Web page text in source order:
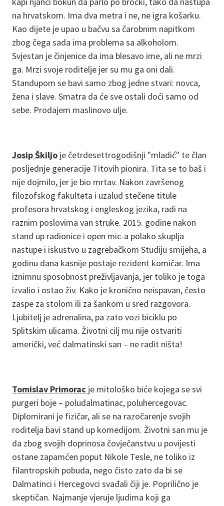
na hrvatskom. Ima dva metra i ne, ne igra košarku.
Kao dijete je upao u bačvu sa čarobnim napitkom
zbog čega sada ima problema sa alkoholom.
Svjestan je činjenice da ima blesavo ime, ali ne mrzi
ga. Mrzi svoje roditelje jer su mu ga oni dali.
Standupom se bavi samo zbog jedne stvari: novca,
žena i slave. Smatra da će sve ostali doći samo od
sebe. Prodajem maslinovo ulje.
Josip Škiljo je četrdesettrogodišnji "mladić" te član
posljednje generacije Titovih pionira. Tita se to baš i
nije dojmilo, jer je bio mrtav. Nakon završenog
filozofskog fakulteta i uzalud stečene titule
profesora hrvatskog i engleskog jezika, radi na
raznim poslovima van struke. 2015. godine nakon
stand up radionice i open mic-a polako skuplja
nastupe i iskustvo u zagrebačkom Studiju smijeha, a
godinu dana kasnije postaje rezident komičar. Ima
iznimnu sposobnost preživljavanja, jer toliko je toga
izvalio i ostao živ. Kako je kronično neispavan, često
zaspe za stolom ili za šankom u sred razgovora.
Ljubitelj je adrenalina, pa zato vozi biciklu po
Splitskim ulicama. Životni cilj mu nije ostvariti
američki, već dalmatinski san – ne radit ništa!
Tomislav Primorac je mitološko biće kojega se svi
purgeri boje – poludalmatinac, poluhercegovac.
Diplomirani je fizičar, ali se na razočarenje svojih
roditelja bavi stand up komedijom. Životni san mu je
da zbog svojih doprinosa čovječanstvu u povijesti
ostane zapamćen poput Nikole Tesle, ne toliko iz
filantropskih pobuda, nego čisto zato da bi se
Dalmatinci i Hercegovci svađali čiji je. Poprilično je
skeptičan. Najmanje vjeruje ljudima koji ga